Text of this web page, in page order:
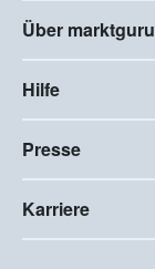
Über marktguru
Hilfe
Presse
Karriere